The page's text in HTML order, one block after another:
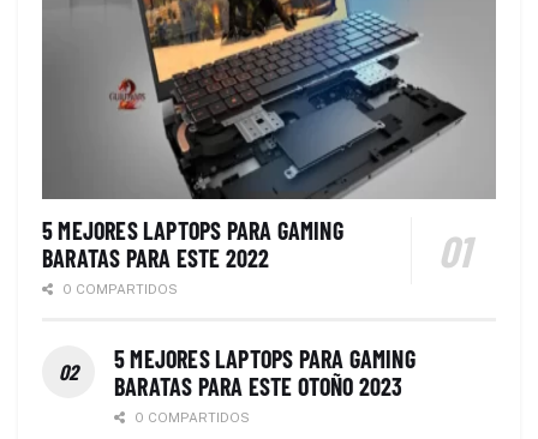
5 MEJORES LAPTOPS PARA GAMING
BARATAS PARA ESTE 2022
0 COMPARTIDOS
5 MEJORES LAPTOPS PARA GAMING
BARATAS PARA ESTE OTOÑO 2023
0 COMPARTIDOS